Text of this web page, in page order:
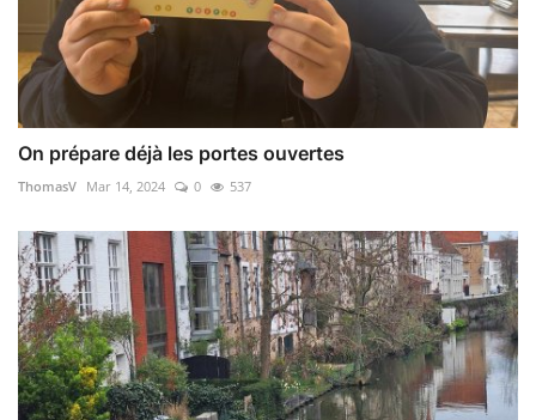
On prépare déjà les portes ouvertes
ThomasV Mar 14, 2024 0 537